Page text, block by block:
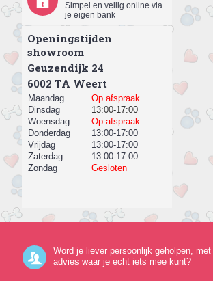
Simpel en veilig online via
je eigen bank
Openingstijden
showroom
Geuzendijk 24
​6002 TA Weert
Maandag
Op afspraak
Dinsdag
13:00-17:00
Woensdag
Op afspraak
Donderdag
13:00-17:00
Vrijdag
13:00-17:00
Zaterdag
13:00-17:00
Zondag
Gesloten
Word je liever persoonlijk geholpen, met
advies waar je echt iets mee kunt?